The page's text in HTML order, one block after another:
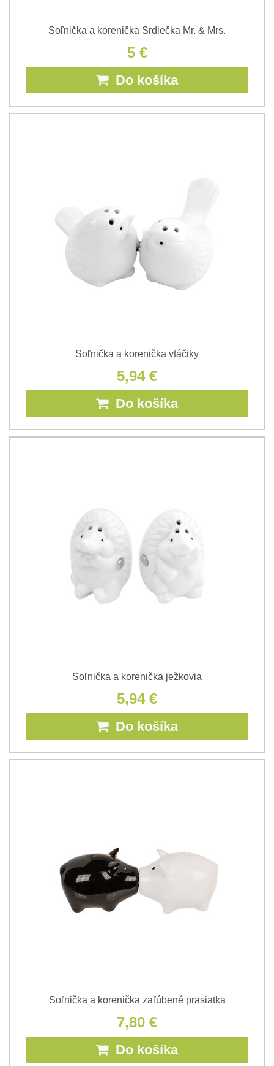
Soľnička a korenička Srdiečka Mr. & Mrs.
5 €
Do košíka
Soľnička a korenička vtáčiky
5,94 €
Do košíka
Soľnička a korenička ježkovia
5,94 €
Do košíka
Soľnička a korenička zaľúbené prasiatka
7,80 €
Do košíka